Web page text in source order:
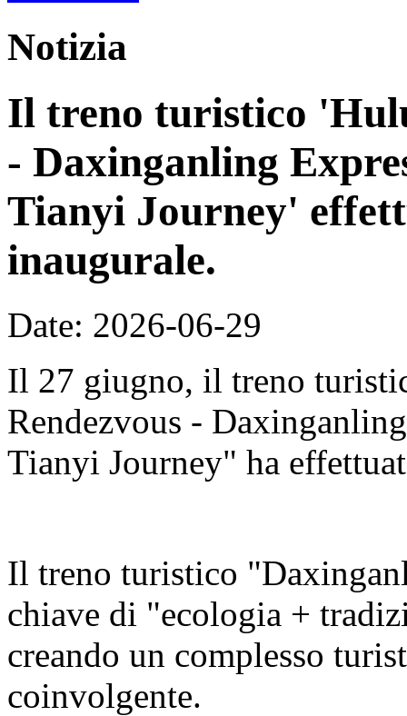
Notizia
Il treno turistico
- Daxinganling
Tianyi Journey'
inaugurale.
Date: 2026-06-29
Il 27 giugno, il treno
Rendezvous -
Tianyi Journey" ha
Il treno turistico
chiave di "ecologia +
creando un complesso
coinvolgente.